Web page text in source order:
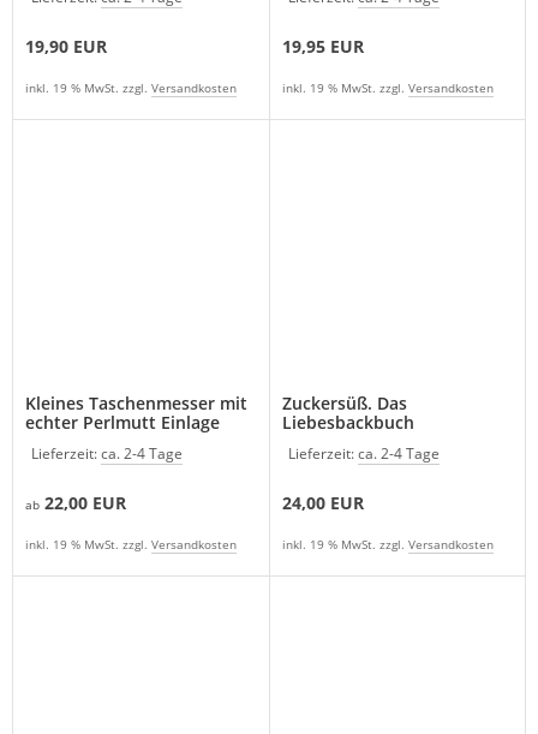
19,90 EUR
inkl. 19 % MwSt. zzgl. Versandkosten
19,95 EUR
inkl. 19 % MwSt. zzgl. Versandkosten
Kleines Taschenmesser mit
echter Perlmutt Einlage
Lieferzeit:ca. 2-4 Tage
ab 22,00 EUR
inkl. 19 % MwSt. zzgl. Versandkosten
Zuckersüß. Das
Liebesbackbuch
Lieferzeit:ca. 2-4 Tage
24,00 EUR
inkl. 19 % MwSt. zzgl. Versandkosten